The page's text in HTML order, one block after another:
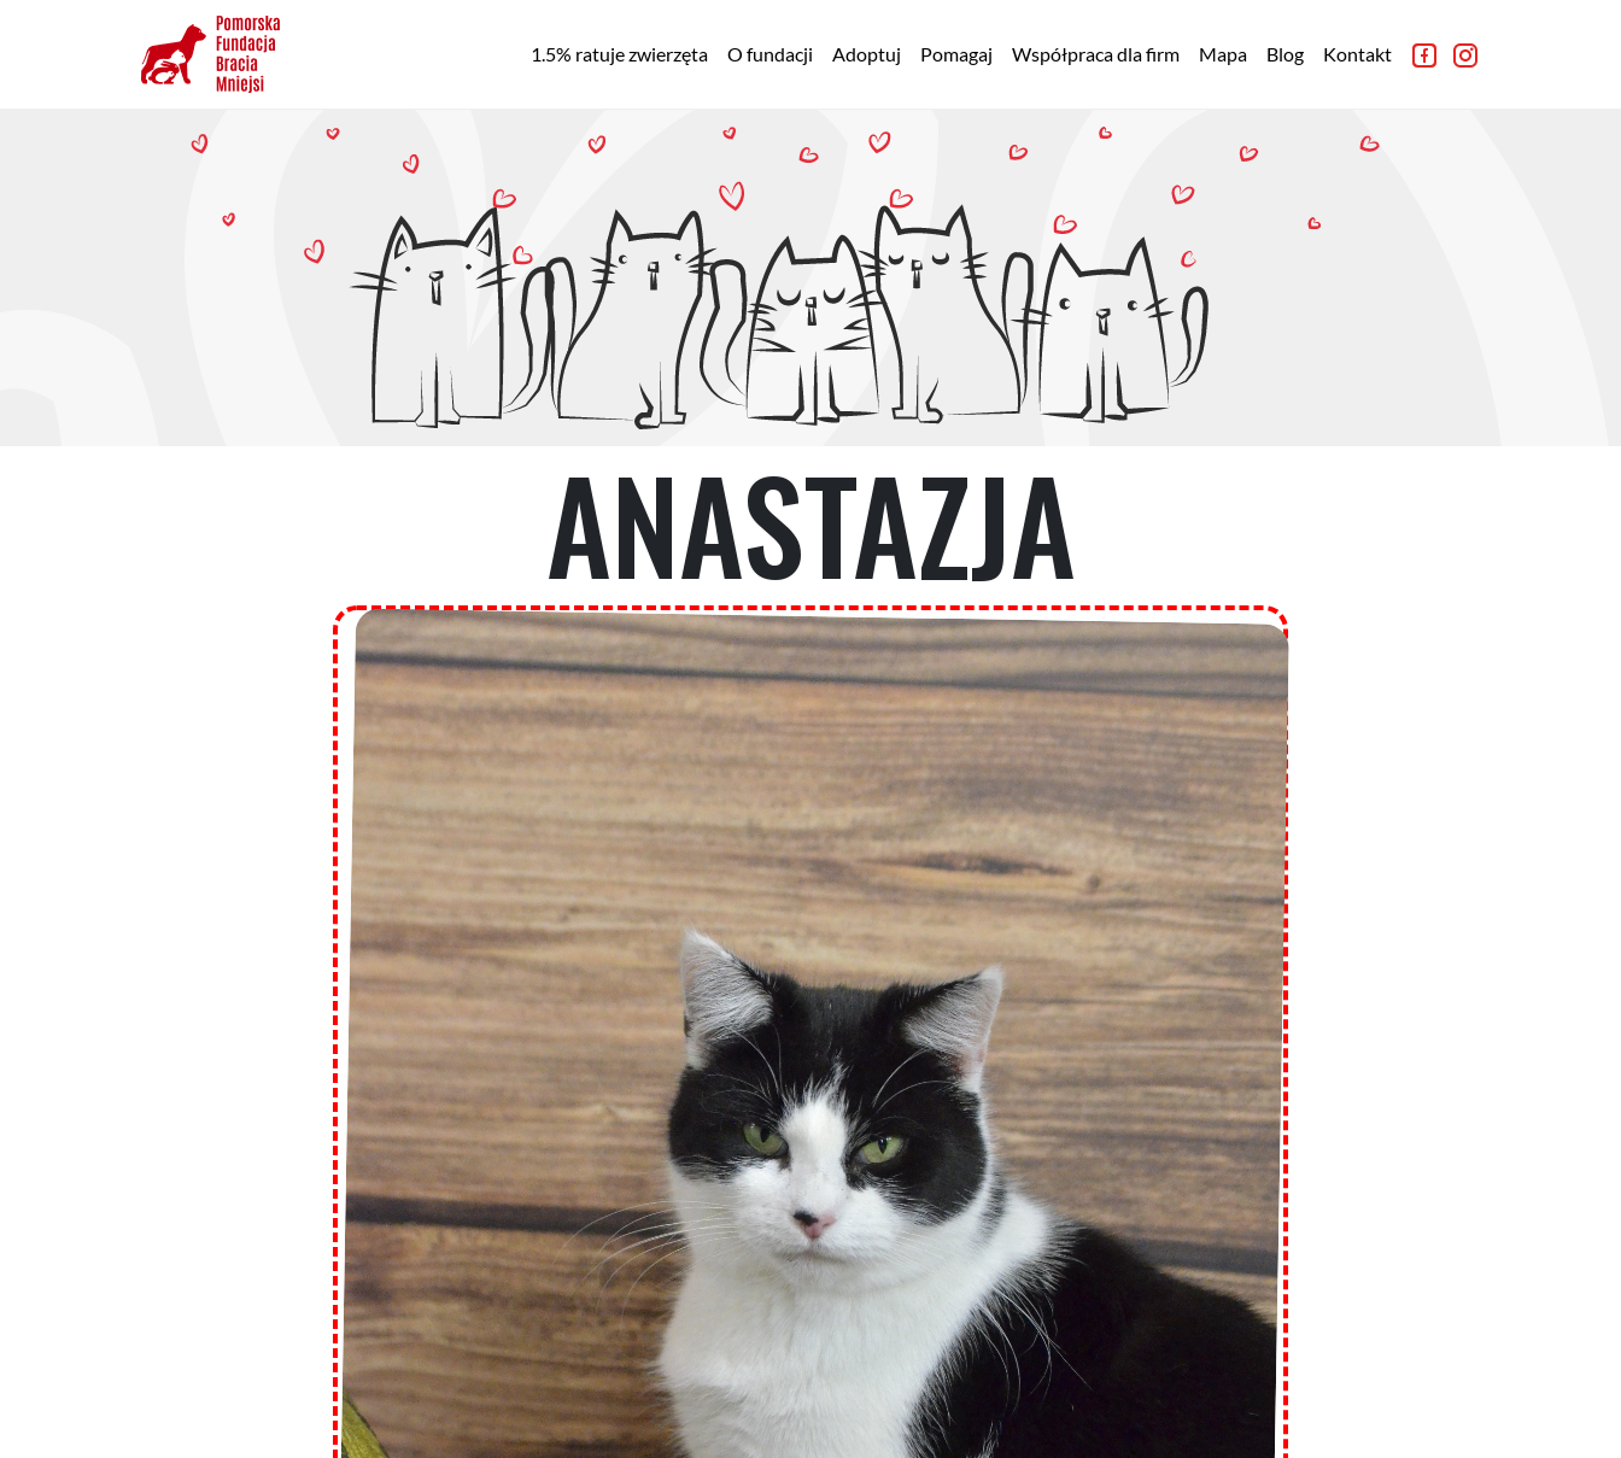
Główna
nawigacja
1.5% ratuje zwierzęta O fundacji Adoptuj Pomagaj Współpraca dla firm Mapa Blog Kontakt
ANASTAZJA